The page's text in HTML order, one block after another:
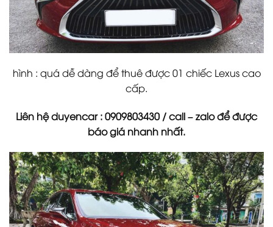
hình : quá dễ dàng để thuê được 01 chiếc Lexus cao
cấp.
Liên hệ duyencar : 0909803430 / call – zalo để được
báo giá nhanh nhất.